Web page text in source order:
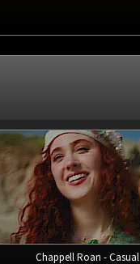
Chappell Roan - Casual